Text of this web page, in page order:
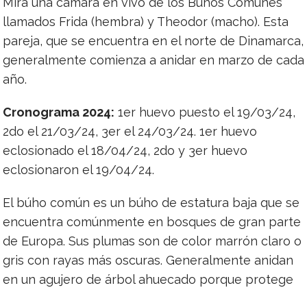
llamados Frida (hembra) y Theodor (macho). Esta
pareja, que se encuentra en el norte de Dinamarca,
generalmente comienza a anidar en marzo de cada
año.
Cronograma 2024: 1er huevo puesto el 19/03/24,
2do el 21/03/24, 3er el 24/03/24. 1er huevo
eclosionado el 18/04/24, 2do y 3er huevo
eclosionaron el 19/04/24.
El búho común es un búho de estatura baja que se
encuentra comúnmente en bosques de gran parte
de Europa. Sus plumas son de color marrón claro o
gris con rayas más oscuras. Generalmente anidan
en un agujero de árbol ahuecado porque protege